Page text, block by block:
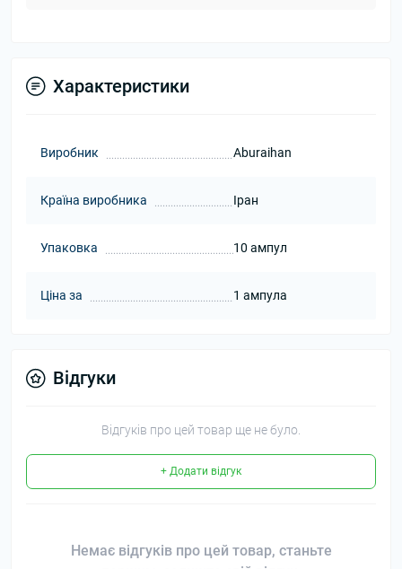
Характеристики
Виробник Aburaihan
Країна виробника Іран
Упаковка 10 ампул
Ціна за 1 ампула
Відгуки
Відгуків про цей товар ще не було.
+ Додати відгук
Немає відгуків про цей товар, станьте